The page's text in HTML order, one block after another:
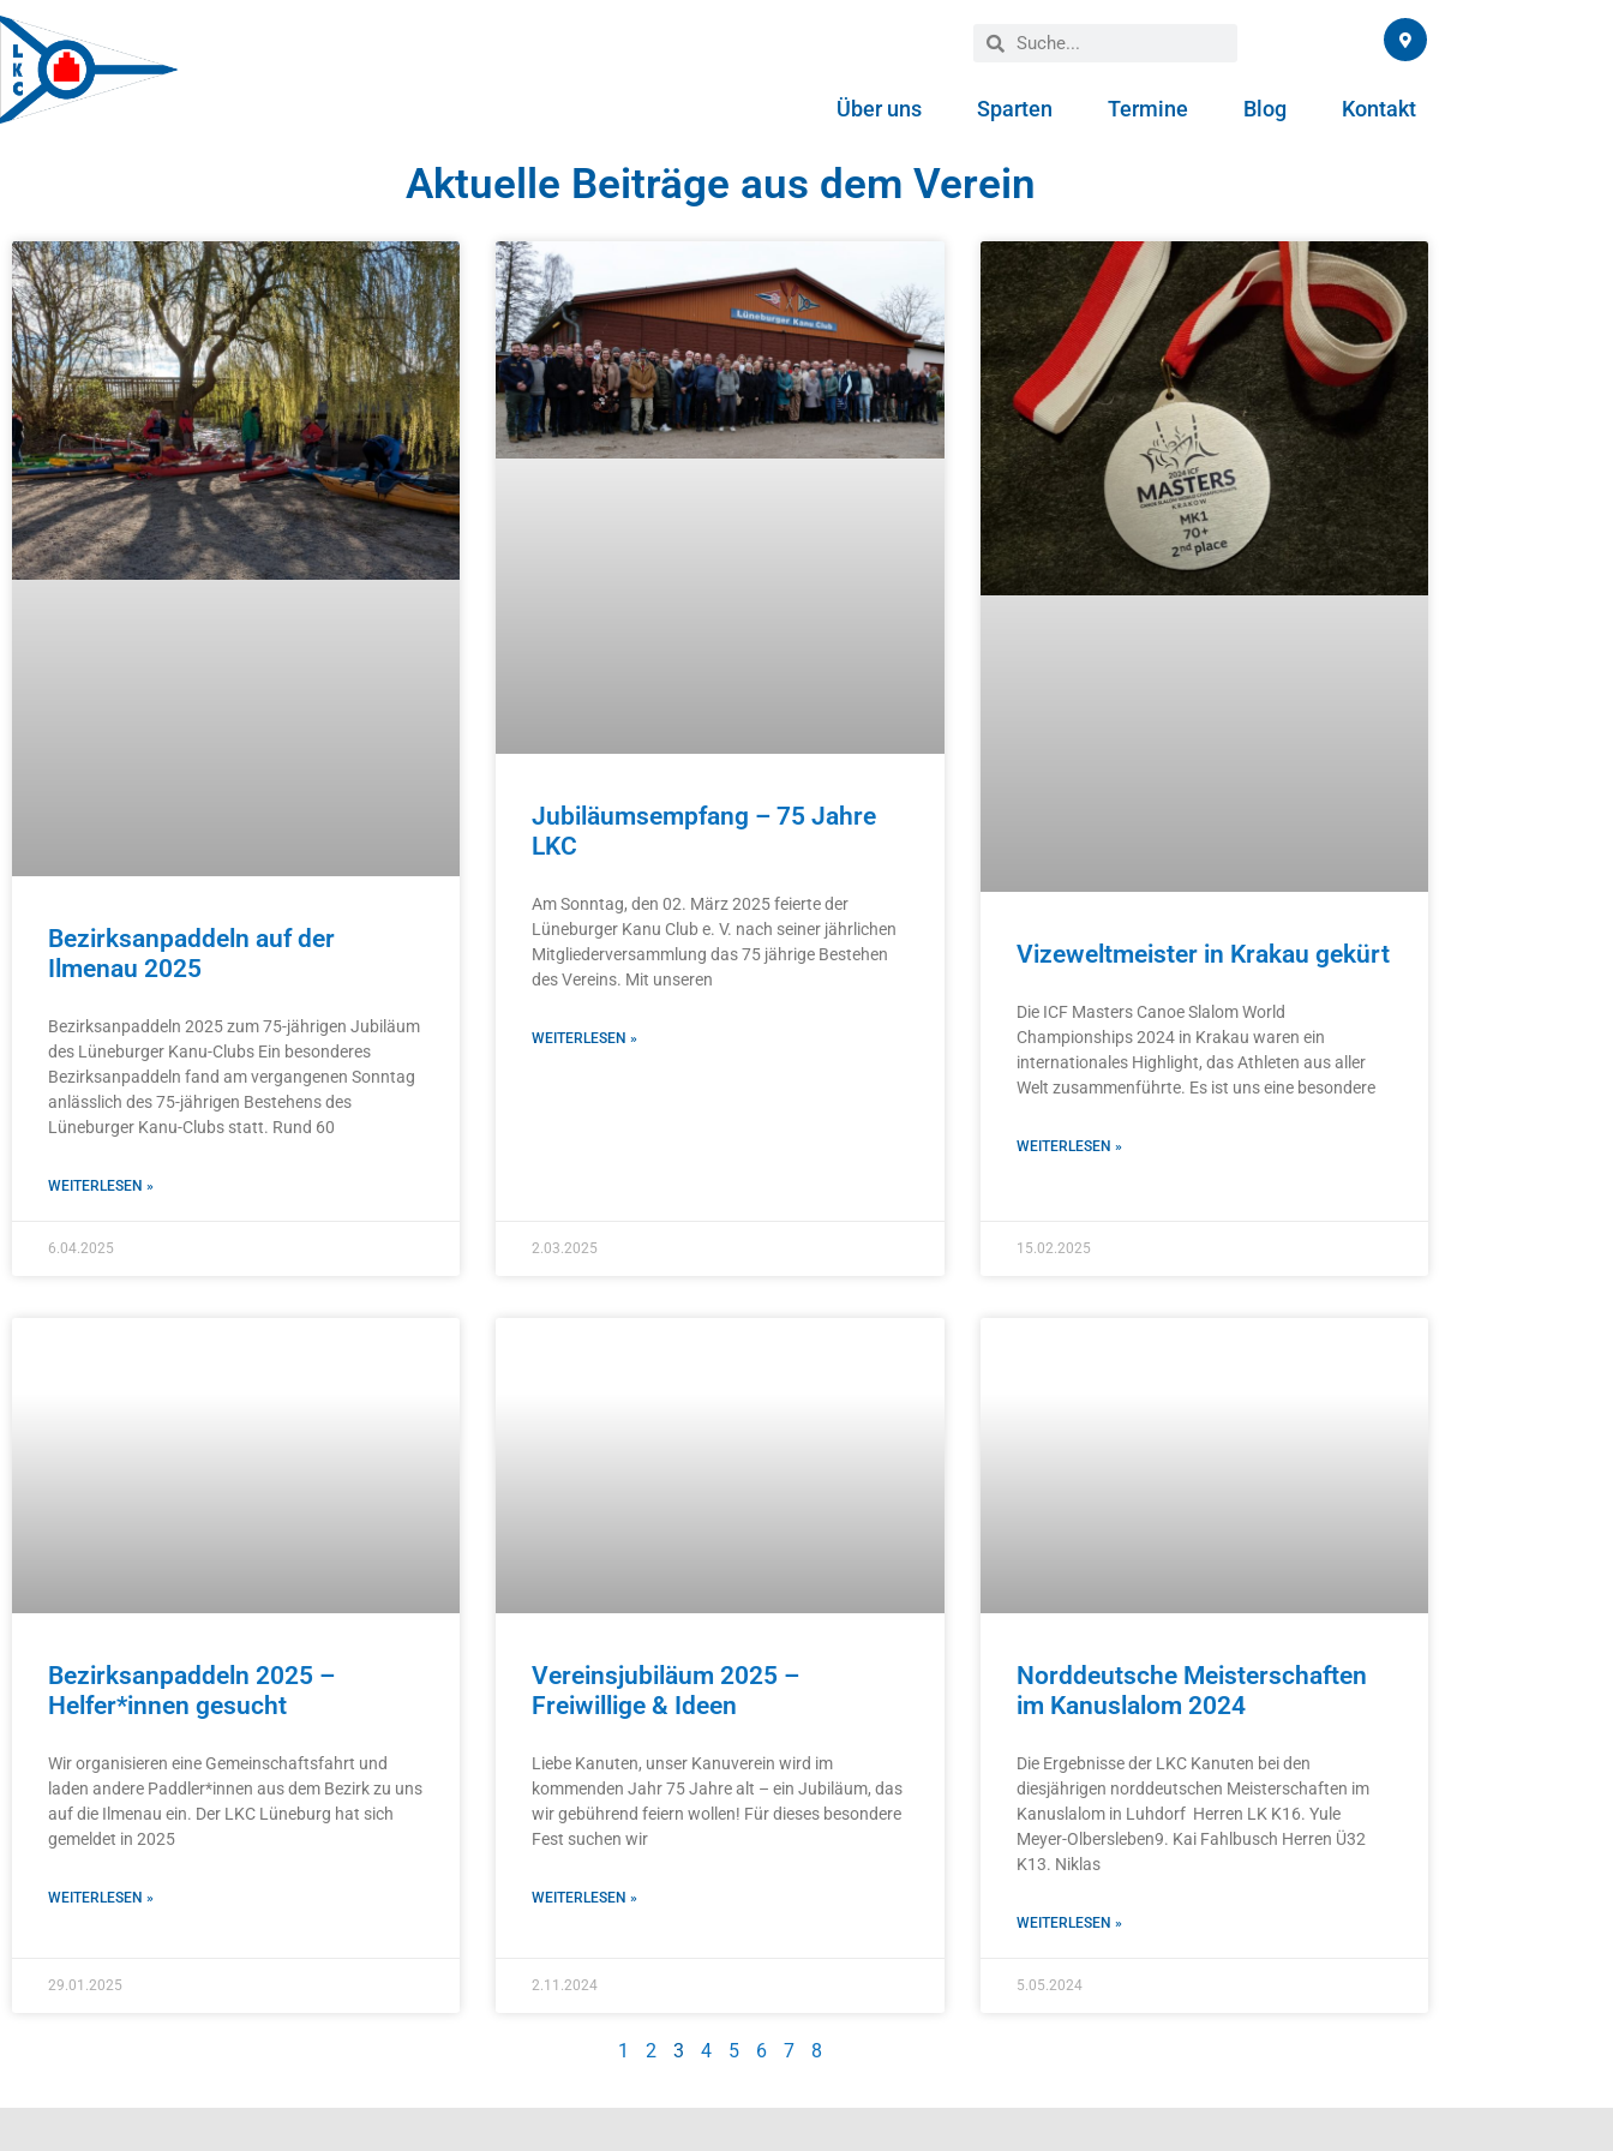
Über uns Sparten Termine Blog Kontakt
Aktuelle Beiträge aus dem Verein
Bezirksanpaddeln auf der
Ilmenau 2025
Bezirksanpaddeln 2025 zum 75-jährigen Jubiläum
des Lüneburger Kanu-Clubs Ein besonderes
Bezirksanpaddeln fand am vergangenen Sonntag
anlässlich des 75-jährigen Bestehens des
Lüneburger Kanu-Clubs statt. Rund 60
WEITERLESEN »
6.04.2025
Jubiläumsempfang – 75 Jahre
LKC
Am Sonntag, den 02. März 2025 feierte der
Lüneburger Kanu Club e. V. nach seiner jährlichen
Mitgliederversammlung das 75 jährige Bestehen
des Vereins. Mit unseren
WEITERLESEN »
2.03.2025
Vizeweltmeister in Krakau gekürt
Die ICF Masters Canoe Slalom World
Championships 2024 in Krakau waren ein
internationales Highlight, das Athleten aus aller
Welt zusammenführte. Es ist uns eine besondere
WEITERLESEN »
15.02.2025
Bezirksanpaddeln 2025 –
Helfer*innen gesucht
Wir organisieren eine Gemeinschaftsfahrt und
laden andere Paddler*innen aus dem Bezirk zu uns
auf die Ilmenau ein. Der LKC Lüneburg hat sich
gemeldet in 2025
WEITERLESEN »
29.01.2025
Vereinsjubiläum 2025 –
Freiwillige & Ideen
Liebe Kanuten, unser Kanuverein wird im
kommenden Jahr 75 Jahre alt – ein Jubiläum, das
wir gebührend feiern wollen! Für dieses besondere
Fest suchen wir
WEITERLESEN »
2.11.2024
Norddeutsche Meisterschaften
im Kanuslalom 2024
Die Ergebnisse der LKC Kanuten bei den
diesjährigen norddeutschen Meisterschaften im
Kanuslalom in Luhdorf Herren LK K16. Yule
Meyer-Olbersleben9. Kai Fahlbusch Herren Ü32
K13. Niklas
WEITERLESEN »
5.05.2024
1 2 3 4 5 6 7 8